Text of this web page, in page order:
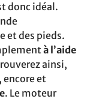
donc idéal.
et des pieds.
à l’aide
ainsi,
encore et
. Le moteur